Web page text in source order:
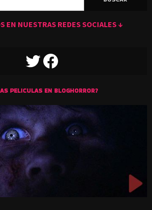
EN NUESTRAS REDES SOCIALES ↓
TWITTERFACEBOOK
PELICULAS EN BLOGHORROR?